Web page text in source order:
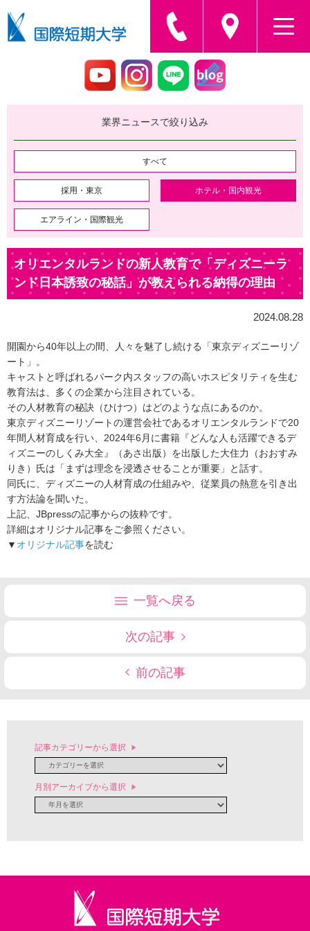
業界ニュースで絞り込み
すべて
採用・東京 ホテル・国内観光
エアライン・国際観光
オリエンタルランドの新人教育で「ディズニーラ
ンド日本誘致の秘話」が教えられる納得の理由
2024.08.28
開園から40年以上の間、人々を魅了し続ける「東京ディズニーリゾ
ート」。
キャストと呼ばれるパーク内スタッフの高いホスピタリティを生む
教育法は、多くの企業から注目されている。
その人材教育の秘訣（ひけつ）はどのような点にあるのか。
東京ディズニーリゾートの運営会社であるオリエンタルランドで20
年間人材育成を行い、2024年6月に書籍『どんな人も活躍できるデ
ィズニーのしくみ大全』（あさ出版）を出版した大住力（おおすみ
りき）氏は「まずは理念を浸透させることが重要」と話す。
同氏に、ディズニーの人材育成の仕組みや、従業員の熱意を引き出
す方法論を聞いた。
上記、JBpressの記事からの抜粋です。
詳細はオリジナル記事をご参照ください。
▼ オリジナル記事を読む
一覧へ戻る
次の記事
前の記事
記事カテゴリーから選択
月別アーカイブから選択